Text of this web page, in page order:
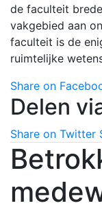
de faculteit
vakgebied aan
faculteit is de
ruimtelijke
Share on
Delen
Share on Twitter